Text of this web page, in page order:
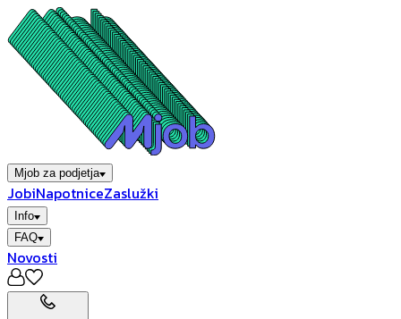
Mjob za podjetja
JobiNapotniceZaslužki
Info
FAQ
Novosti